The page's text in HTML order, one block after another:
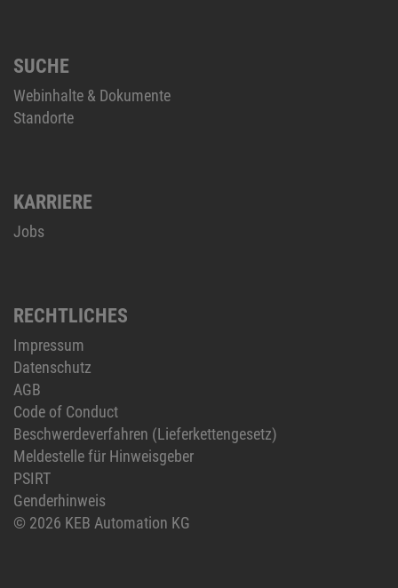
SUCHE
Webinhalte & Dokumente
Standorte
KARRIERE
Jobs
RECHTLICHES
Impressum
Datenschutz
AGB
Code of Conduct
Beschwerdeverfahren (Lieferkettengesetz)
Meldestelle für Hinweisgeber
PSIRT
Genderhinweis
© 2026 KEB Automation KG